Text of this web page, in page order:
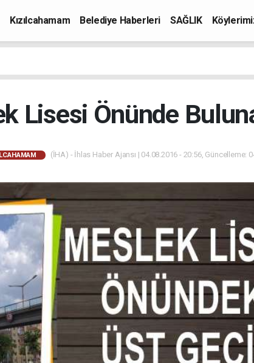
Kızılcahamam Belediye Haberleri SAĞLIK
Lisesi Önünde
(İHA) - İhlas Haber Ajansı | 04.08.2016 - 20:56, Güncelleme: